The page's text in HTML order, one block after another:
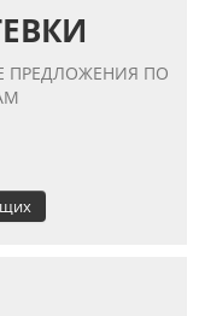
ПРЕДЛОЖЕНИЯ ПО